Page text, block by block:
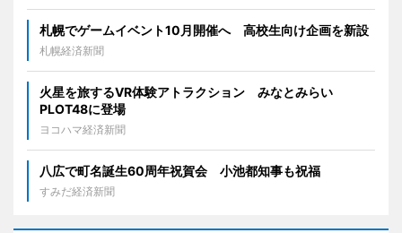
札幌でゲームイベント10月開催へ 高校生向け企画を新設
札幌経済新聞
火星を旅するVR体験アトラクション みなとみらい
PLOT48に登場
ヨコハマ経済新聞
八広で町名誕生60周年祝賀会 小池都知事も祝福
すみだ経済新聞